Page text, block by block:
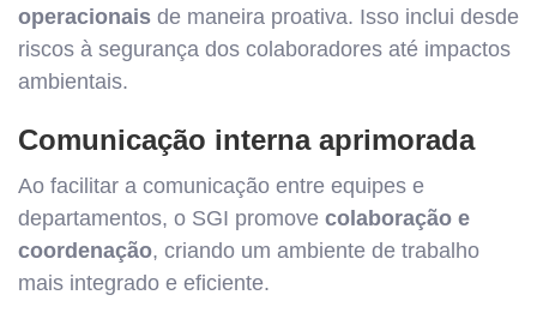
operacionais de maneira proativa. Isso inclui desde
riscos à segurança dos colaboradores até impactos
ambientais.
Comunicação interna aprimorada
Ao facilitar a comunicação entre equipes e
departamentos, o SGI promove colaboração e
coordenação, criando um ambiente de trabalho
mais integrado e eficiente.